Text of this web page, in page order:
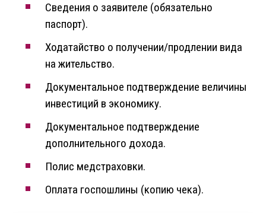
Сведения о заявителе (обязательно
паспорт).
Ходатайство о получении/продлении вида
на жительство.
Документальное подтверждение величины
инвестиций в экономику.
Документальное подтверждение
дополнительного дохода.
Полис медстраховки.
Оплата госпошлины (копию чека).